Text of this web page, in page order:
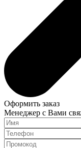
Оформить заказ
Менеджер с Вами